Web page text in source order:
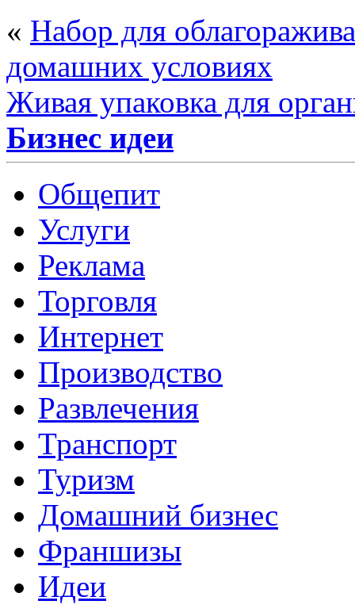
« Набор для
домашних условиях
Живая упаковка для
Бизнес идеи
Общепит
Услуги
Реклама
Торговля
Интернет
Производство
Развлечения
Транспорт
Туризм
Домашний бизнес
Франшизы
Идеи